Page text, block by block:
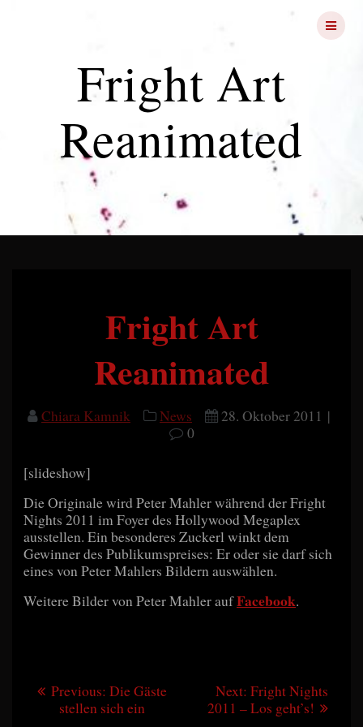
Fright Art
Reanimated
Fright Art
Reanimated
Chiara Kamnik News 28. Oktober 2011 |
0
[slideshow]
Die Originale wird Peter Mahler während der Fright
Nights 2011 im Foyer des Hollywood Megaplex
ausstellen. Ein besonderes Zuckerl winkt dem
Gewinner des Publikumspreises: Er oder sie darf sich
eines von Peter Mahlers Bildern auswählen.
Weitere Bilder von Peter Mahler aufFacebook.
Beitragsnavigation
Previous: Previous
post:
Die Gäste
stellen sich ein
Next: Next
post:
Fright Nights
2011 – Los geht’s!